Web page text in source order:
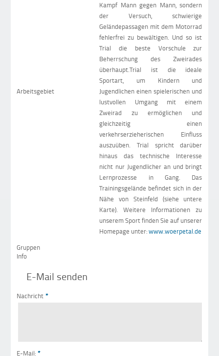
Arbeitsgebiet
Kampf Mann gegen Mann, sondern
der Versuch, schwierige
Geländepassagen mit dem Motorrad
fehlerfrei zu bewältigen. Und so ist
Trial die beste Vorschule zur
Beherrschung des Zweirades
überhaupt.Trial ist die ideale
Sportart, um Kindern und
Jugendlichen einen spielerischen und
lustvollen Umgang mit einem
Zweirad zu ermöglichen und
gleichzeitig einen
verkehrserzieherischen Einfluss
auszuüben. Trial spricht darüber
hinaus das technische Interesse
nicht nur Jugendlicher an und bringt
Lernprozesse in Gang. Das
Trainingsgelände befindet sich in der
Nähe von Steinfeld (siehe untere
Karte). Weitere Informationen zu
unserem Sport finden Sie auf unserer
Homepage unter:www.woerpetal.de
Gruppen
Info
E-Mail senden
Nachricht *
E-Mail: *